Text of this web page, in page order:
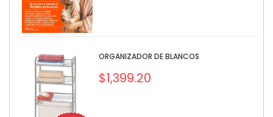
ORGANIZADOR DE BLANCOS
$1,399.20